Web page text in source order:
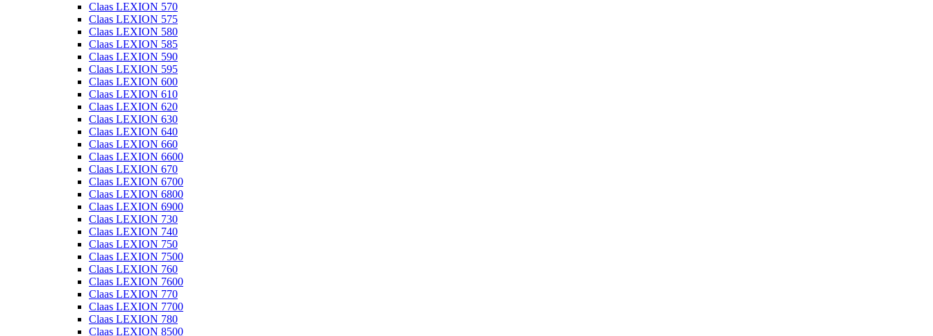
Claas LEXION 570
Claas LEXION 575
Claas LEXION 580
Claas LEXION 585
Claas LEXION 590
Claas LEXION 595
Claas LEXION 600
Claas LEXION 610
Claas LEXION 620
Claas LEXION 630
Claas LEXION 640
Claas LEXION 660
Claas LEXION 6600
Claas LEXION 670
Claas LEXION 6700
Claas LEXION 6800
Claas LEXION 6900
Claas LEXION 730
Claas LEXION 740
Claas LEXION 750
Claas LEXION 7500
Claas LEXION 760
Claas LEXION 7600
Claas LEXION 770
Claas LEXION 7700
Claas LEXION 780
Claas LEXION 8500